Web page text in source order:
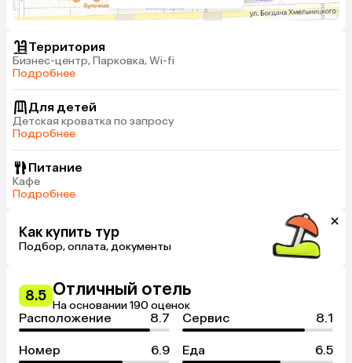
Территория
Бизнес-центр, Парковка, Wi-fi
Подробнее
Для детей
Детская кроватка по запросу
Подробнее
Питание
Кафе
Подробнее
Как купить тур
Подбор, оплата, документы
8.5 Отличный отель
На основании 190 оценок
Расположение 8.7 Сервис 8.1
Номер 6.9 Еда 6.5